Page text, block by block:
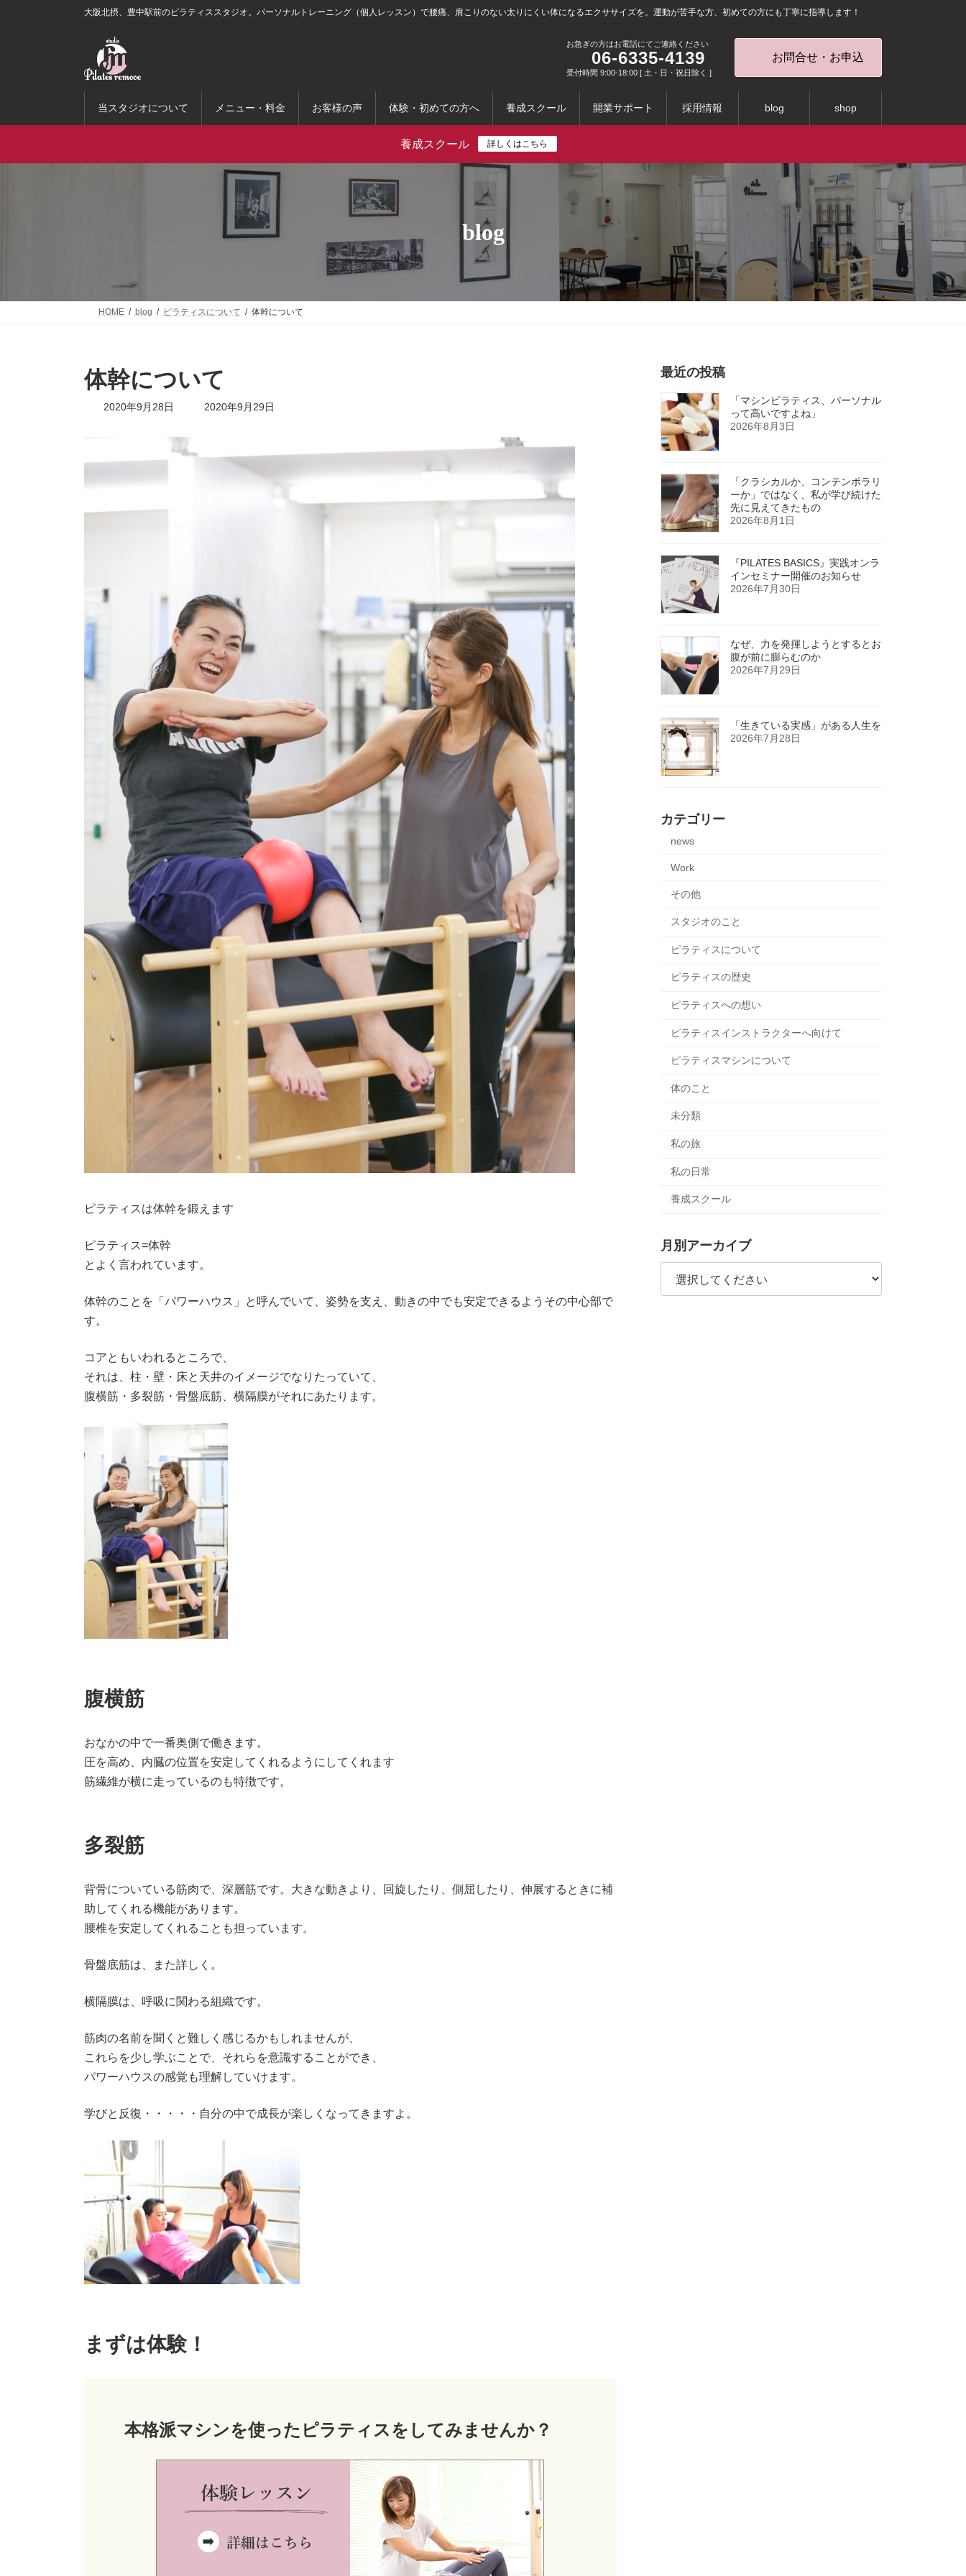
ッ
移
大阪北摂、豊中駅前のピラティススタジオ。パーソナルトレーニング（個人レッスン）で腰痛、肩こりのない太りにくい体になるエクササイズを。運動が苦手な方、初めての方にも丁寧に指導します！
お急ぎの方はお電話にてご連絡ください
06-6335-4139
受付時間 9:00-18:00 [ 土・日・祝日除く ]
お問合せ・お申込
当スタジオについて メニュー・料金 お客様の声 体験・初めての方へ 養成スクール 開業サポート 採用情報 blog shop
養成スクール 詳しくはこちら
blog
HOME blog ピラティスについて 体幹について
体幹について
2020年9月28日
最
日
2020年9月29日
ピラティスは体幹を鍛えます
ピラティス=体幹
とよく言われています。
体幹のことを「パワーハウス」と呼んでいて、姿勢を支え、動きの中でも安定できるようその中心部で
す。
コアともいわれるところで、
それは、柱・壁・床と天井のイメージでなりたっていて、
腹横筋・多裂筋・骨盤底筋、横隔膜がそれにあたります。
腹横筋
おなかの中で一番奥側で働きます。
圧を高め、内臓の位置を安定してくれるようにしてくれます
筋繊維が横に走っているのも特徴です。
多裂筋
背骨についている筋肉で、深層筋です。大きな動きより、回旋したり、側屈したり、伸展するときに補
助してくれる機能があります。
腰椎を安定してくれることも担っています。
骨盤底筋は、また詳しく。
横隔膜は、呼吸に関わる組織です。
筋肉の名前を聞くと難しく感じるかもしれませんが、
これらを少し学ぶことで、それらを意識することができ、
パワーハウスの感覚も理解していけます。
学びと反復・・・・・自分の中で成長が楽しくなってきますよ。
まずは体験！
本格派マシンを使ったピラティスをしてみませんか？
最近の投稿
「マシンピラティス、パーソナル
って高いですよね」
2026年8月3日
「クラシカルか、コンテンポラリ
ーか」ではなく、私が学び続けた
先に見えてきたもの
2026年8月1日
『PILATES BASICS』実践オンラ
インセミナー開催のお知らせ
2026年7月30日
なぜ、力を発揮しようとするとお
腹が前に膨らむのか
2026年7月29日
「生きている実感」がある人生を
2026年7月28日
カテゴリー
news
Work
その他
スタジオのこと
ピラティスについて
ピラティスの歴史
ピラティスへの想い
ピラティスインストラクターへ向けて
ピラティスマシンについて
体のこと
未分類
私の旅
私の日常
養成スクール
月別アーカイブ